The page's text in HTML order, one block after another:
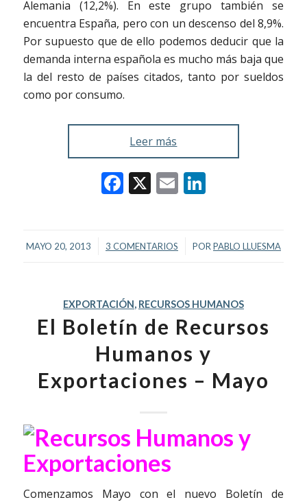
Alemania (12,2%). En este grupo también se
encuentra España, pero con un descenso del 8,9%.
Por supuesto que de ello podemos deducir que la
demanda interna española es mucho más baja que
la del resto de países citados, tanto por sueldos
como por consumo.
Leer más
Facebook
X EmailLinkedIn
MAYO 20, 2013
/ 3 COMENTARIOS
/ POR PABLO LLUESMA
EXPORTACIÓN, RECURSOS HUMANOS
El Boletín de Recursos
Humanos y
Exportaciones – Mayo
Comenzamos Mayo con el nuevo Boletín de